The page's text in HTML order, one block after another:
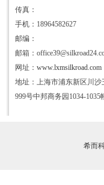
传真：
手机：18964582627
邮编：
邮箱：
网址： www.lxmsilkroad.com
地址：上海市浦东新区川沙
999号中邦商务园1034-1035
希而